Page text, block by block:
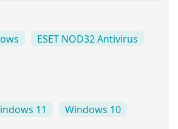
ESET NOD32 Antivirus
11 Windows 10